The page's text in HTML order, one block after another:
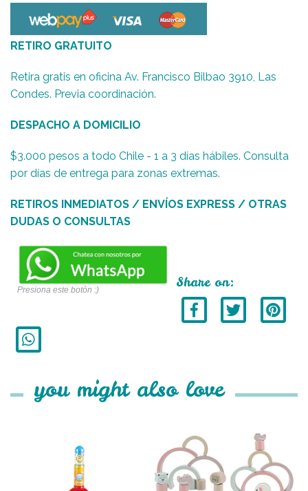
RETIRO GRATUITO
Retira gratis en oficina Av. Francisco Bilbao 3910, Las
Condes. Previa coordinación.
DESPACHO A DOMICILIO
$3.000 pesos a todo Chile - 1 a 3 días hábiles. Consulta
por días de entrega para zonas extremas.
RETIROS INMEDIATOS / ENVÍOS EXPRESS / OTRAS
DUDAS O CONSULTAS
Presiona este botón :) Share on:
you might also love